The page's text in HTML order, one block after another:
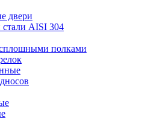
двери
AISI 304
полками